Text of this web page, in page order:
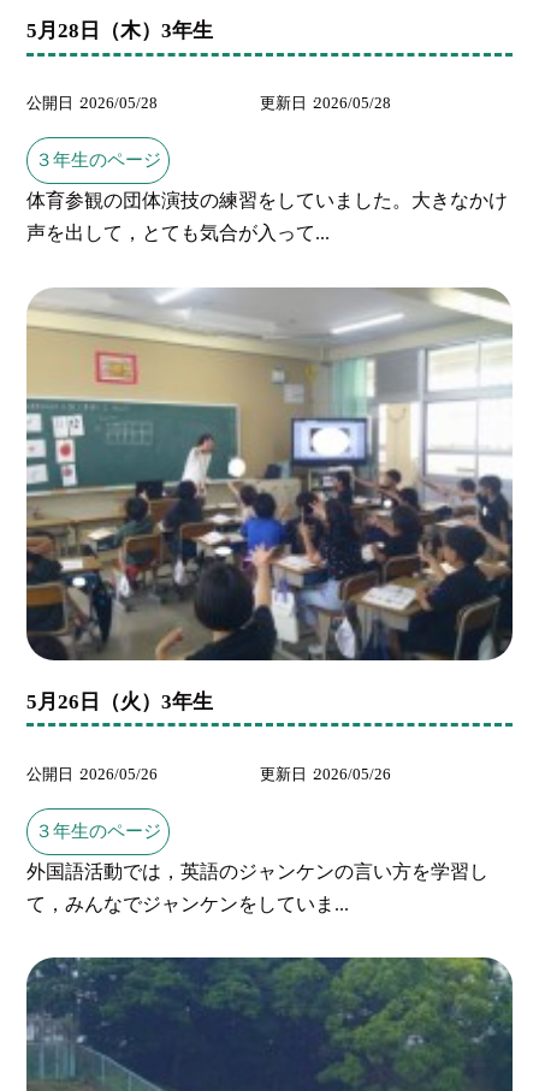
5月28日（木）3年生
公開日 2026/05/28 更新日 2026/05/28
３年生のページ
体育参観の団体演技の練習をしていました。大きなかけ
声を出して，とても気合が入って...
5月26日（火）3年生
公開日 2026/05/26 更新日 2026/05/26
３年生のページ
外国語活動では，英語のジャンケンの言い方を学習し
て，みんなでジャンケンをしていま...